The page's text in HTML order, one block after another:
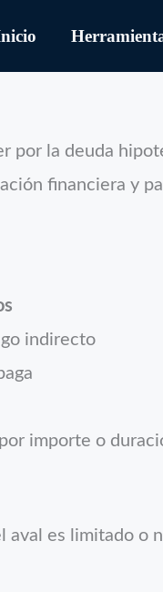
por la deuda
financiera y
indirecto
importe o
aval es limitado